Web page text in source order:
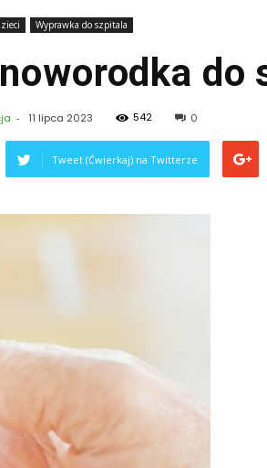
Wyprawka do szpitala
do
- 11 lipca 2023 542 0
Tweet (Ćwierkaj) na Twitterze